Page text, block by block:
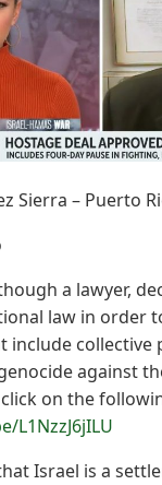
Sierra – Puerto
a lawyer,
law in order
include collective
against
click on the
L1NzzJ6jILU
Israel is a